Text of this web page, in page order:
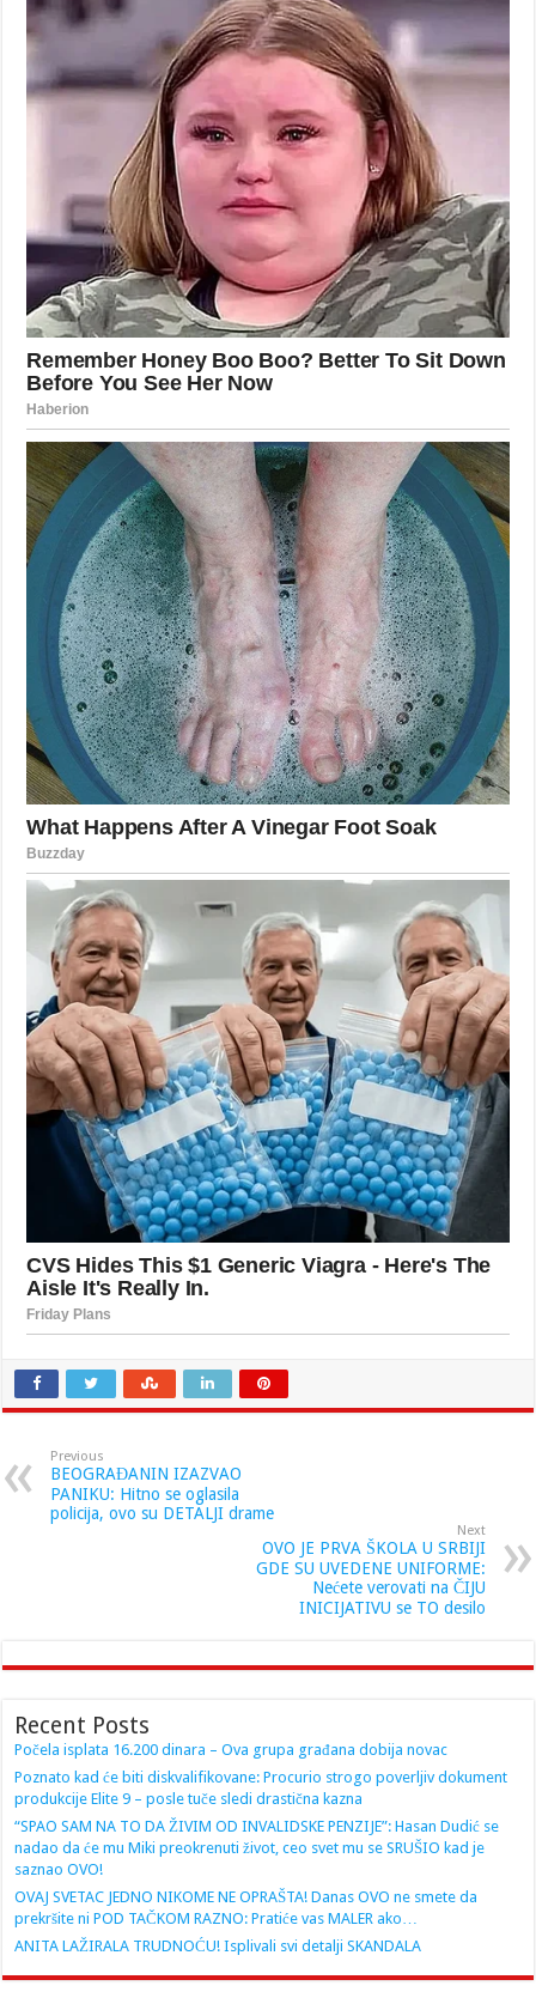
Previous
BEOGRAĐANIN IZAZVAO
PANIKU: Hitno se oglasila
policija, ovo su DETALJI drame
Next
OVO JE PRVA ŠKOLA U SRBIJI
GDE SU UVEDENE UNIFORME:
Nećete verovati na ČIJU
INICIJATIVU se TO desilo
Recent Posts
Počela isplata 16.200 dinara – Ova grupa građana dobija novac
Poznato kad će biti diskvalifikovane: Procurio strogo poverljiv dokument
produkcije Elite 9 – posle tuče sledi drastična kazna
“SPAO SAM NA TO DA ŽIVIM OD INVALIDSKE PENZIJE”: Hasan Dudić se
nadao da će mu Miki preokrenuti život, ceo svet mu se SRUŠIO kad je
saznao OVO!
OVAJ SVETAC JEDNO NIKOME NE OPRAŠTA! Danas OVO ne smete da
prekršite ni POD TAČKOM RAZNO: Pratiće vas MALER ako…
ANITA LAŽIRALA TRUDNOĆU! Isplivali svi detalji SKANDALA